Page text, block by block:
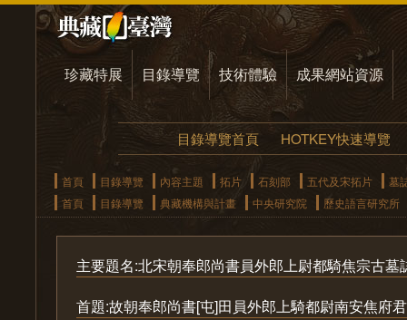
珍藏特展 目錄導覽 技術體驗 成果網站資源
目錄導覽首頁 HOTKEY快速導覽
首頁 目錄導覽 內容主題 拓片 石刻部 五代及宋拓片
墓
首頁
目錄導覽 典藏機構與計畫 中央研究院 歷史語言研究所
主要題名:北宋朝奉郎尚書員外郎上尉都騎焦宗古墓
首題:故朝奉郎尚書[屯]田員外郎上騎都尉南安焦府